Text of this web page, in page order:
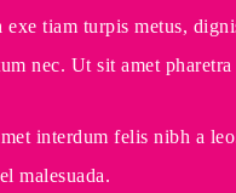
exe tiam turpis metus,
nec. Ut sit amet pharetra
interdum felis nibh a
malesuada.